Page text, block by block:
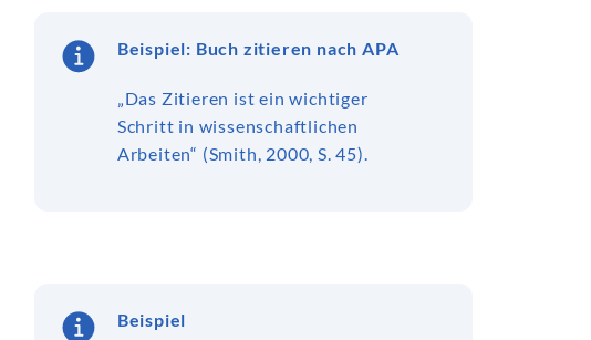
Beispiel: Buch zitieren nach APA
„Das Zitieren ist ein wichtiger
Schritt in wissenschaftlichen
Arbeiten“ (Smith, 2000, S. 45).
Beispiel